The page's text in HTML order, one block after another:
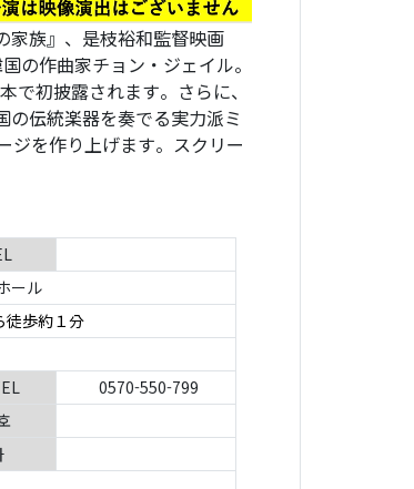
家族』、是枝裕和監督映画
の作曲家チョン・ジェイル。
初披露されます。さらに、
伝統楽器を奏でる実力派ミ
ジを作り上げます。スクリー
ール
徒歩約１分
0570-550-799